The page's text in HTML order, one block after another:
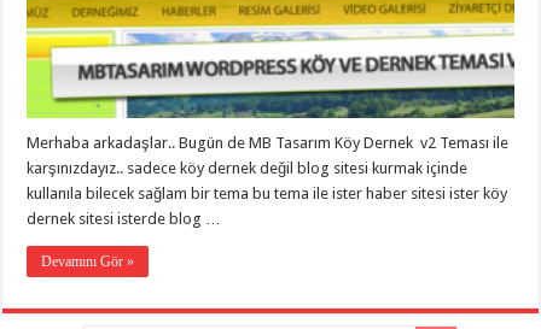
taşımacılık,
gaziantep
evden
taşımacılık,
gaziantep
evden
taşımacılık,
gaziantep
taşımacılık,
gaziantep
evden
taşımacılık,
Merhaba arkadaşlar.. Bugün de MB Tasarım Köy Dernek v2 Teması ile
karşınızdayız.. sadece köy dernek değil blog sitesi kurmak içinde
kullanıla bilecek sağlam bir tema bu tema ile ister haber sitesi ister köy
dernek sitesi isterde blog …
Devamını Gör »